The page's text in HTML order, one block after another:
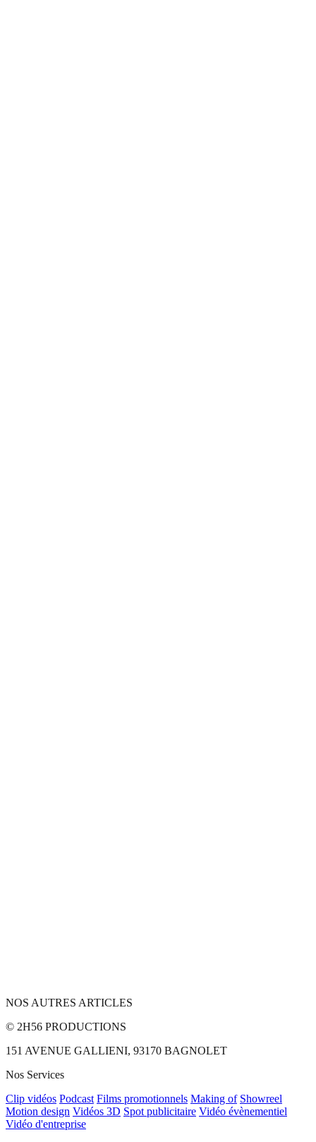
NOS AUTRES ARTICLES
© 2H56 PRODUCTIONS
151 AVENUE GALLIENI, 93170 BAGNOLET
Nos Services
Clip vidéos Podcast Films promotionnels Making of Showreel
Motion design Vidéos 3D Spot publicitaire Vidéo évènementiel
Vidéo d'entreprise